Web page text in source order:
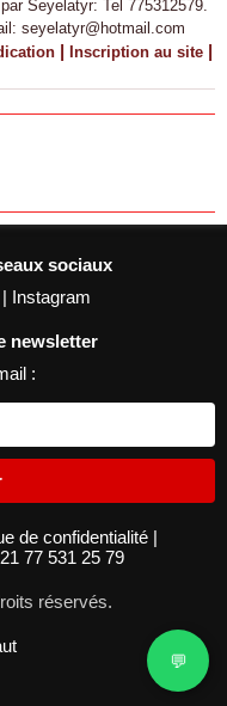
Seyelatyr: Tel 775312579.
seyelatyr@hotmail.com
| Inscription au site |
sociaux
| Instagram
newsletter
:
de confidentialité |
77 531 25 79
réservés.
💬